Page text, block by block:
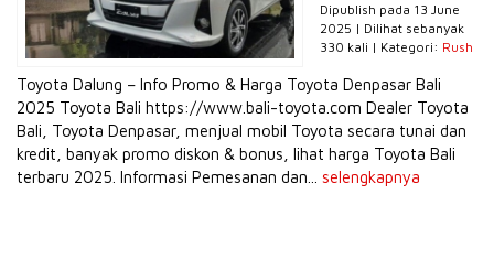
Dipublish pada 13 June
2025 | Dilihat sebanyak
330 kali | Kategori: Rush
Toyota Dalung – Info Promo & Harga Toyota Denpasar Bali
2025 Toyota Bali https://www.bali-toyota.com Dealer Toyota
Bali, Toyota Denpasar, menjual mobil Toyota secara tunai dan
kredit, banyak promo diskon & bonus, lihat harga Toyota Bali
terbaru 2025. Informasi Pemesanan dan... selengkapnya